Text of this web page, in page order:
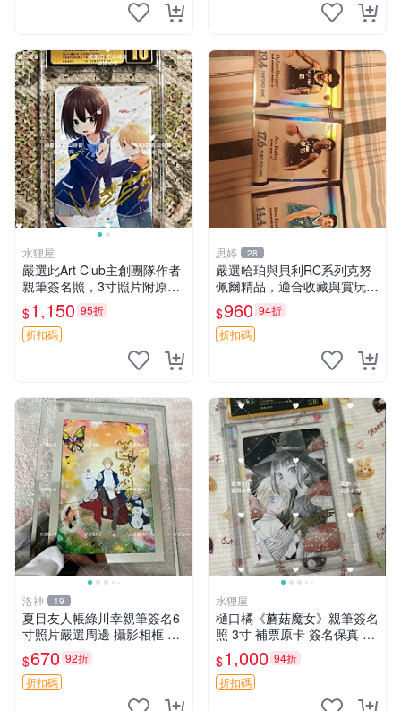
水狸屋
嚴選此Art Club主創團隊作者
親筆簽名照，3寸照片附原裝
卡磚。收藏級面簽照，適合藝
術愛好者收藏與展示。 3寸
簽名 照片
$1,150 95折
折扣碼
思婷 28
嚴選哈珀與貝利RC系列克努
佩爾精品，適合收藏與賞玩 R
C 玩具 陶瓷
$960 94折
折扣碼
洛神 19
夏目友人帳綠川幸親筆簽名6
寸照片嚴選周邊 攝影相框 網
路認證 夏目友人帳收藏 簽名
照 6寸
$670 92折
折扣碼
水狸屋
樋口橘《蘑菇魔女》親筆簽名
照 3寸 補票原卡 簽名保真 收
藏推薦 蘑菇魔女 樋口橘 照片
$1,000 94折
折扣碼